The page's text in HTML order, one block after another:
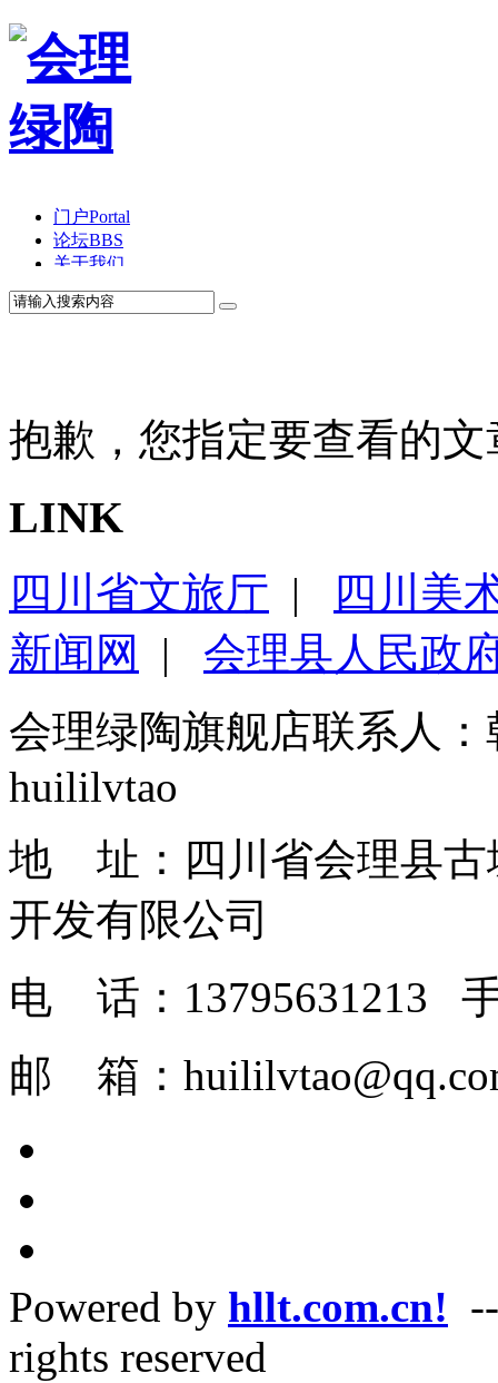
门户Portal
论坛BBS
关于我们
抱歉，您指定要查看的
LINK
四川省文旅厅 |
四川美
新闻网
| 会理县人民政
会理绿陶旗舰店联系人
huililvtao
地 址：四川省会理县古
开发有限
电 话：
邮 箱：
Powered by hllt.com.cn!
rights reserved